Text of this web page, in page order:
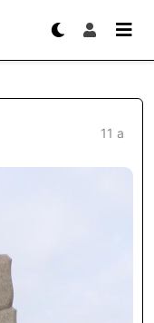
11 a